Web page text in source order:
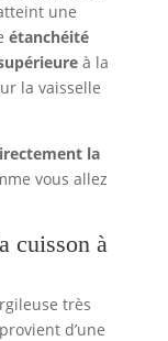
une
étanchéité
à la
la vaisselle
la
vous allez
cuisson à
très
d’une